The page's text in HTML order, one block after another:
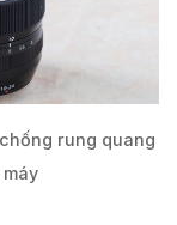
rung quang